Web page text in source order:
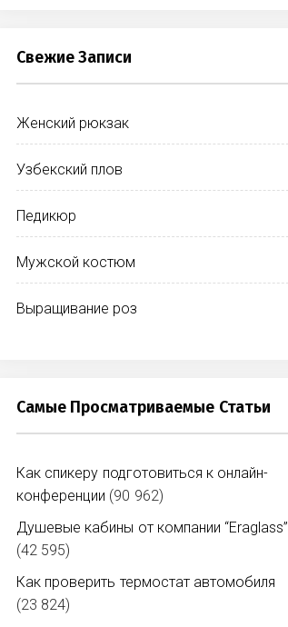
Свежие Записи
Женский рюкзак
Узбекский плов
Педикюр
Мужской костюм
Выращивание роз
Самые Просматриваемые Статьи
Как спикеру подготовиться к онлайн-
конференции (90 962)
Душевые кабины от компании “Eraglass”
(42 595)
Как проверить термостат автомобиля
(23 824)